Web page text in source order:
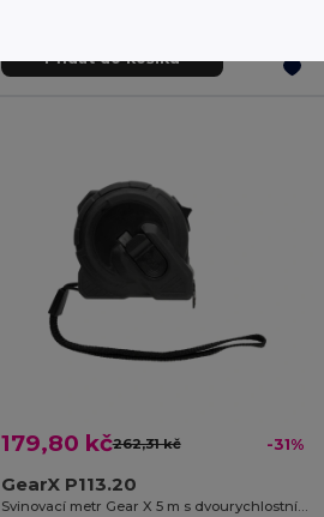
Přidat do košíku
179,80 kč262,31 kč -31%
GearX P113.20
Svinovací metr Gear X 5 m s dvourychlostním navíjením